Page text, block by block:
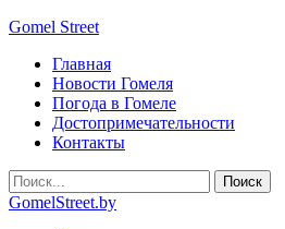
Gomel Street
Главная
Новости Гомеля
Погода в Гомеле
Достопримечательности
Контакты
GomelStreet.by